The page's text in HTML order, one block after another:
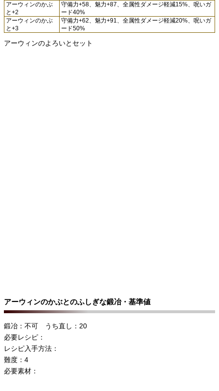
アーウィンのかぶ
と+2
守備力+58、魅力+87、全属性ダメージ軽減15%、呪いガ
ード40%
アーウィンのかぶ
と+3
守備力+62、魅力+91、全属性ダメージ軽減20%、呪いガ
ード50%
アーウィンのよろいとセット
アーウィンのかぶとのふしぎな鍛冶・基準値
鍛冶：不可 うち直し：20
必要レシピ：
レシピ入手方法：
難度：4
必要素材：